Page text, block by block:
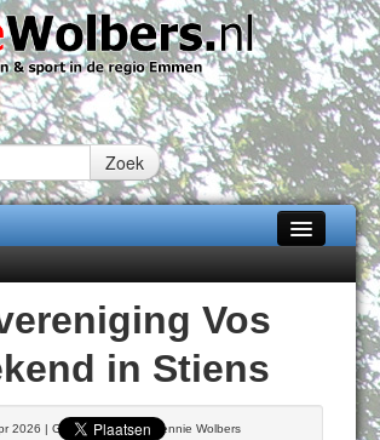
Zoek
eerste profcontract bij FC Emmen
De Amer
keert op 19 september 2026 terug naar Zuidlaren
Mieke Sijbom-Maatje
DONDERDAG 06 AUG 2026
Vos
in Stiens
2026 | Geschreven door Bennie Wolbers